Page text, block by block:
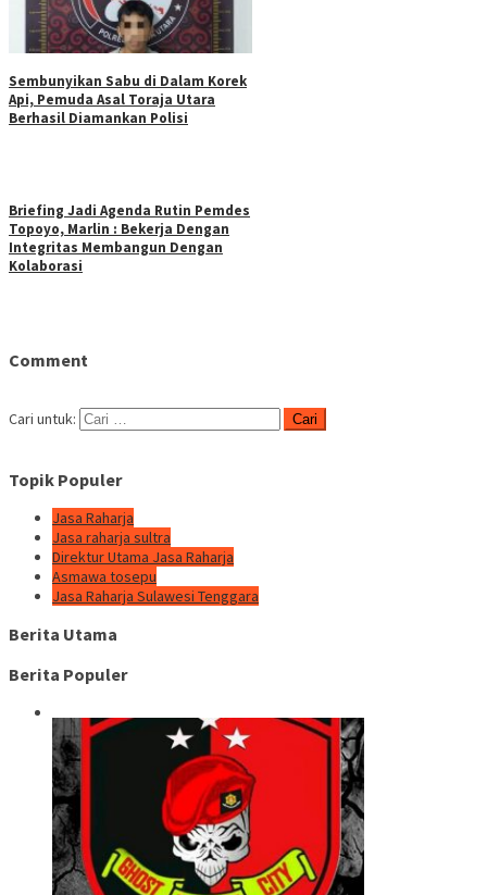
Sembunyikan Sabu di Dalam Korek
Api, Pemuda Asal Toraja Utara
Berhasil Diamankan Polisi
Briefing Jadi Agenda Rutin Pemdes
Topoyo, Marlin : Bekerja Dengan
Integritas Membangun Dengan
Kolaborasi
Comment
Cari untuk:
Topik Populer
Jasa Raharja
Jasa raharja sultra
Direktur Utama Jasa Raharja
Asmawa tosepu
Jasa Raharja Sulawesi Tenggara
Berita Utama
Berita Populer